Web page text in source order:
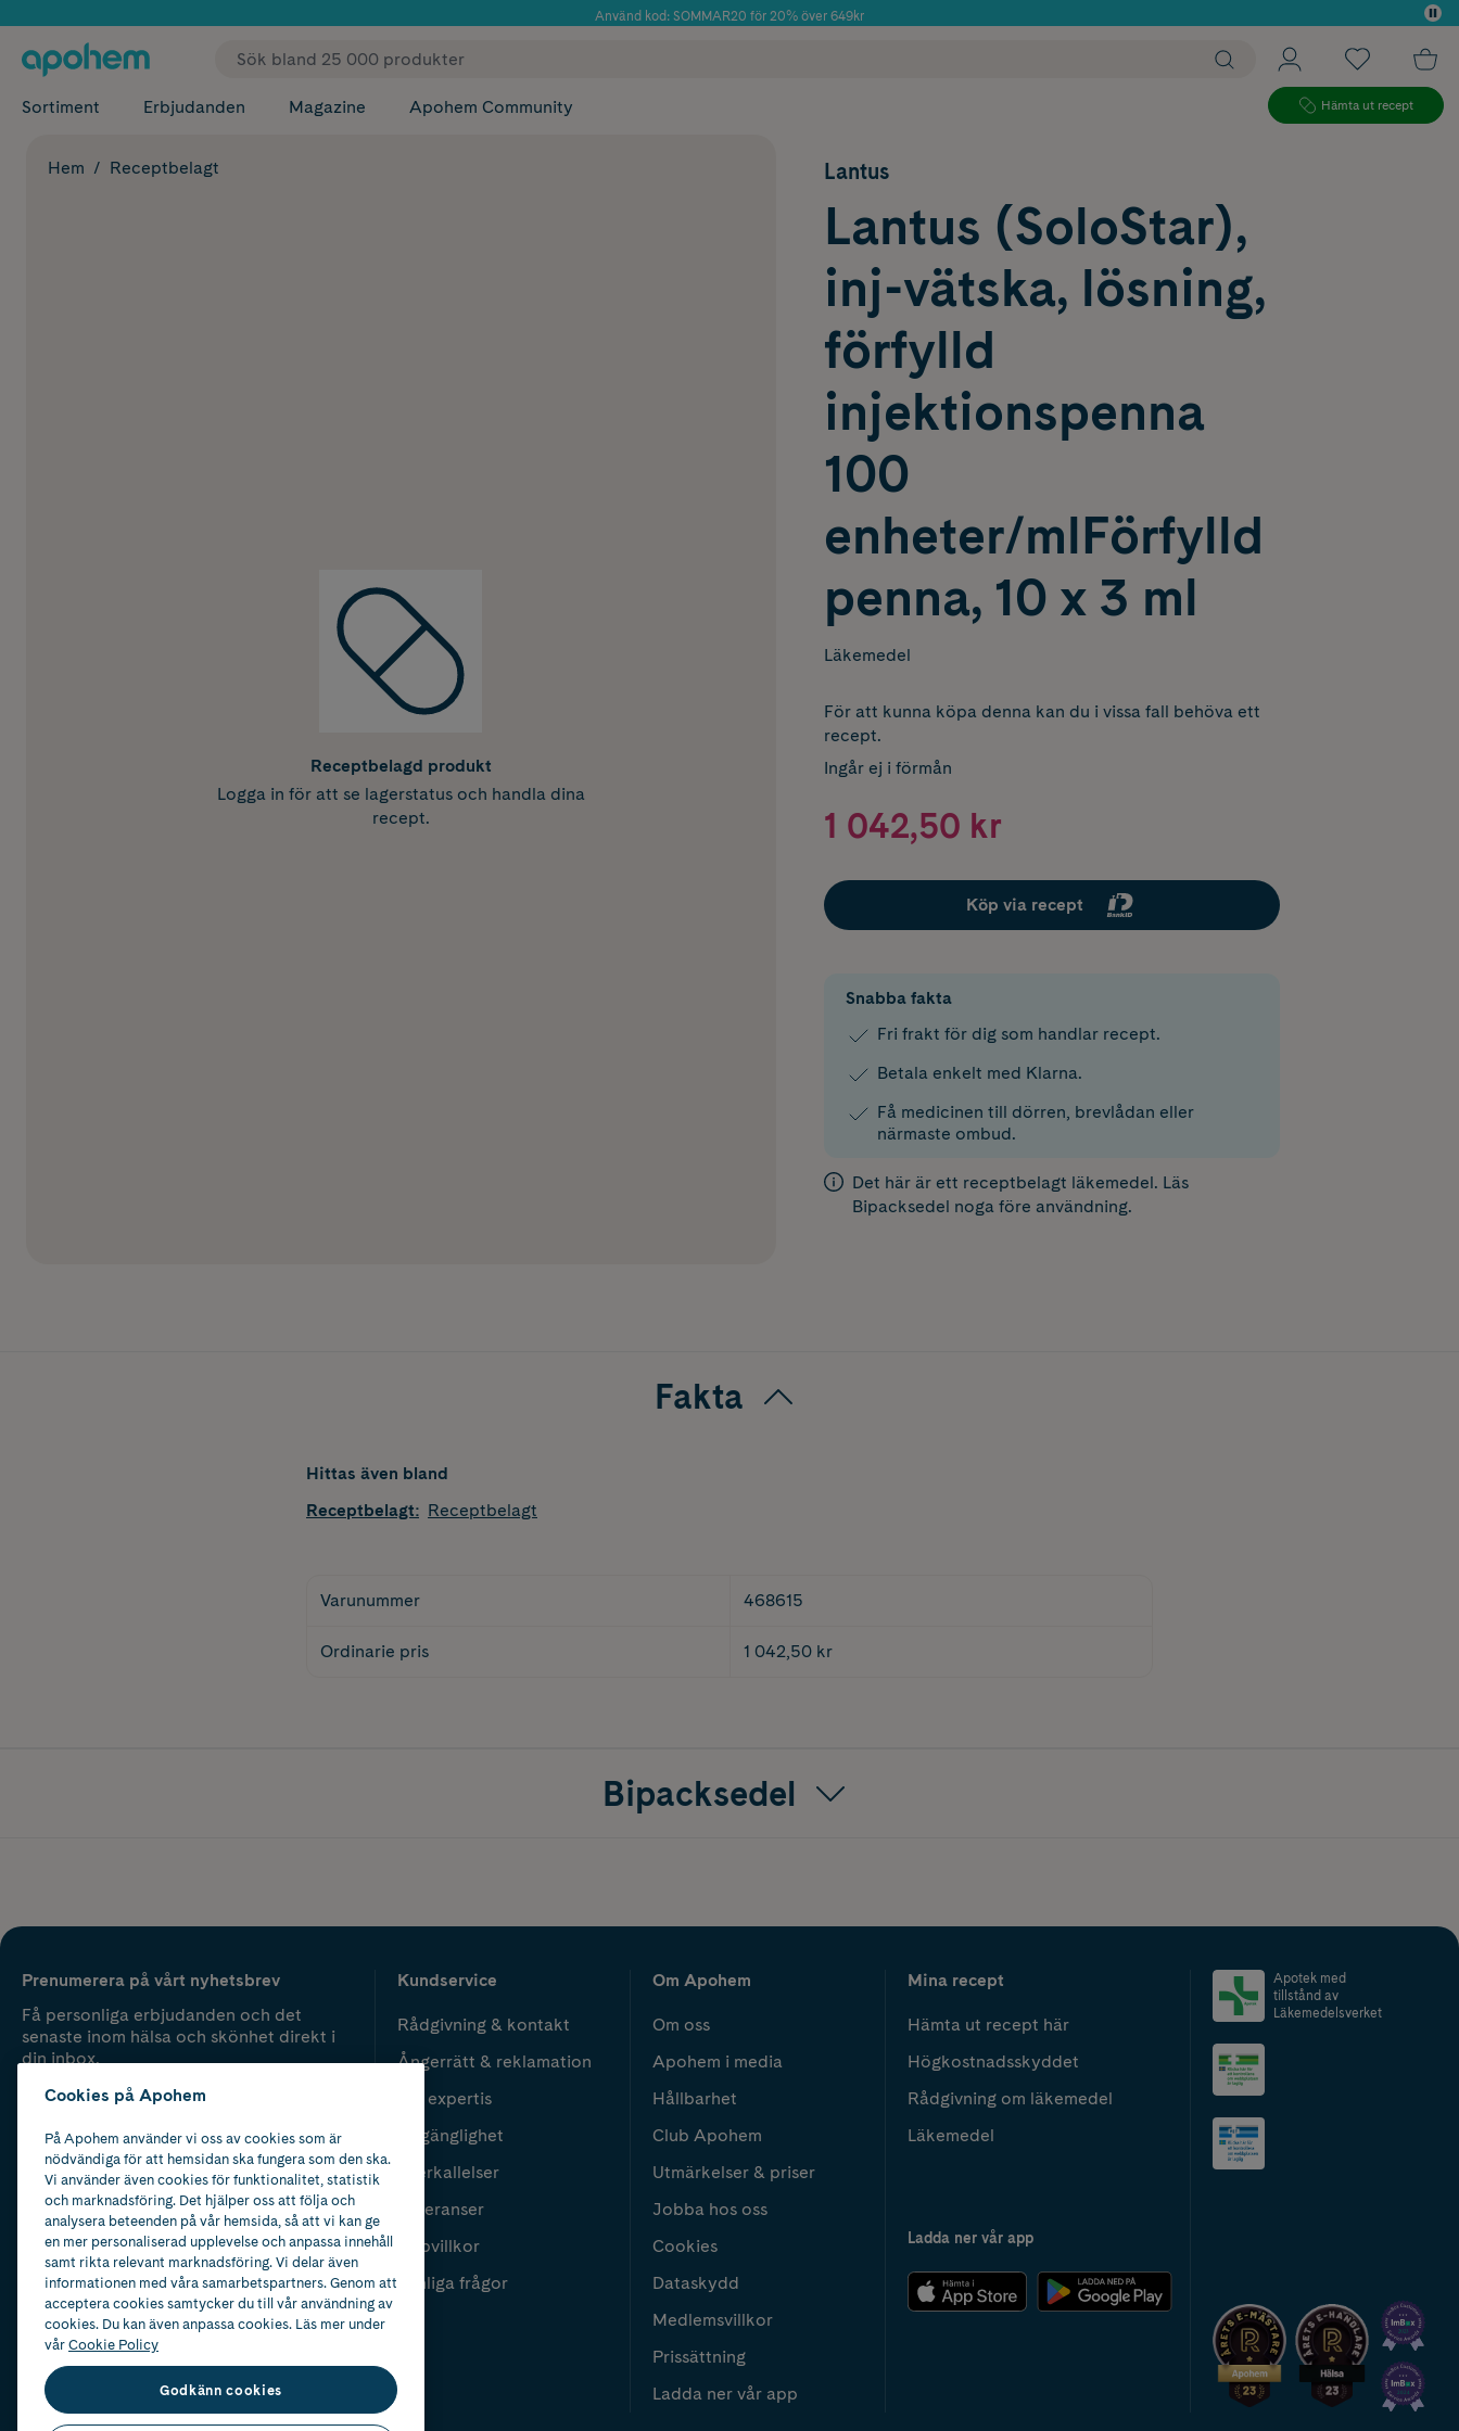
Använd kod: SOMMAR20 för 20% över 649kr
✓ Fri frakt
Sortiment Erbjudanden Magazine Apohem Community Hämta ut recept
Hem Receptbelagt
Receptbelagd produkt
Logga in för att se lagerstatus och handla dina
recept.
Lantus
Lantus (SoloStar),
inj-vätska, lösning,
förfylld
injektionspenna
100
enheter/mlFörfylld
penna, 10 x 3 ml
Läkemedel
För att kunna köpa denna kan du i vissa fall behöva ett
recept.
Ingår ej i förmån
1 042,50 kr
Köp via recept
Snabba fakta
Fri frakt för dig som handlar recept.
Betala enkelt med Klarna.
Få medicinen till dörren, brevlådan eller
närmaste ombud.
Det här är ett receptbelagt läkemedel. Läs
Bipacksedel noga före användning.
Fakta
Hittas även bland
Receptbelagt: Receptbelagt
Varunummer 468615
Ordinarie pris 1 042,50 kr
Bipacksedel
Prenumerera på vårt nyhetsbrev
Få personliga erbjudanden och det
senaste inom hälsa och skönhet direkt i
din inbox.
Kundservice
Rådgivning & kontakt
Ångerrätt & reklamation
Vår expertis
Tillgänglighet
Återkallelser
Leveranser
Köpvillkor
Vanliga frågor
Om Apohem
Om oss
Apohem i media
Hållbarhet
Club Apohem
Utmärkelser & priser
Jobba hos oss
Cookies
Dataskydd
Medlemsvillkor
Prissättning
Ladda ner vår app
Mina recept
Hämta ut recept här
Högkostnadsskyddet
Rådgivning om läkemedel
Läkemedel
Ladda ner vår app
Apotek med
tillstånd av
Läkemedelsverket
2024
Cookies på Apohem
På Apohem använder vi oss av cookies som är
nödvändiga för att hemsidan ska fungera som den ska.
Vi använder även cookies för funktionalitet, statistik
och marknadsföring. Det hjälper oss att följa och
analysera beteenden på vår hemsida, så att vi kan ge
en mer personaliserad upplevelse och anpassa innehåll
samt rikta relevant marknadsföring. Vi delar även
informationen med våra samarbetspartners. Genom att
acceptera cookies samtycker du till vår användning av
cookies. Du kan även anpassa cookies. Läs mer under
vårCookie Policy
Godkänn cookies